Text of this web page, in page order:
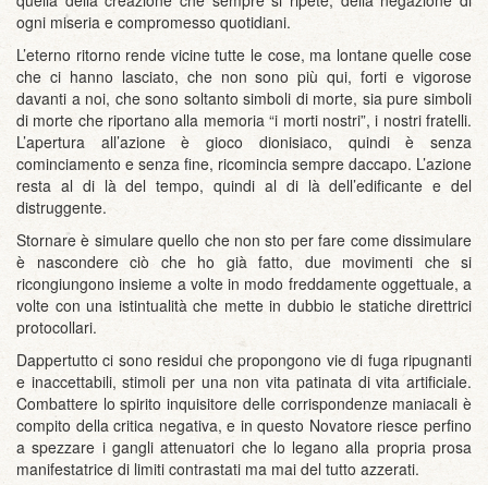
ogni miseria e compromesso quotidiani.
L’eterno ritorno rende vicine tutte le cose, ma lontane quelle cose
che ci hanno lasciato, che non sono più qui, forti e vigorose
davanti a noi, che sono soltanto simboli di morte, sia pure simboli
di morte che riportano alla memoria “i morti nostri”, i nostri fratelli.
L’apertura all’azione è gioco dionisiaco, quindi è senza
cominciamento e senza fine, ricomincia sempre daccapo. L’azione
resta al di là del tempo, quindi al di là dell’edificante e del
distruggente.
Stornare è simulare quello che non sto per fare come dissimulare
è nascondere ciò che ho già fatto, due movimenti che si
ricongiungono insieme a volte in modo freddamente oggettuale, a
volte con una istintualità che mette in dubbio le statiche direttrici
protocollari.
Dappertutto ci sono residui che propongono vie di fuga ripugnanti
e inaccettabili, stimoli per una non vita patinata di vita artificiale.
Combattere lo spirito inquisitore delle corrispondenze maniacali è
compito della critica negativa, e in questo Novatore riesce perfino
a spezzare i gangli attenuatori che lo legano alla propria prosa
manifestatrice di limiti contrastati ma mai del tutto azzerati.